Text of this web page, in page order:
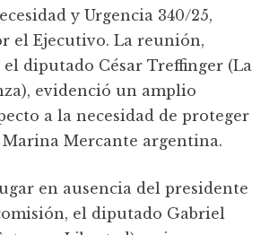
y Urgencia 340/25,
el Ejecutivo. La reunión,
diputado César Treffinger (La
evidenció un amplio
a la necesidad de proteger
Mercante argentina.
en ausencia del presidente
el diputado Gabriel